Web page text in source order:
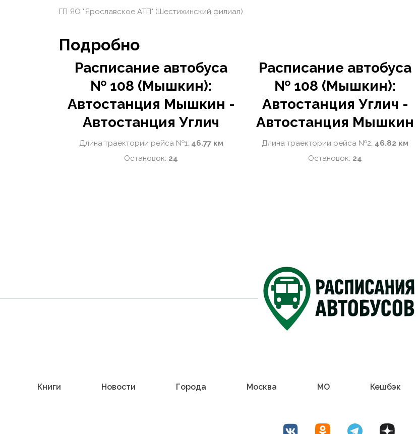
ГП ЯО "Ярославское АТП" (Шестихинский филиал)
Подробно
Расписание автобуса
№ 108 (Мышкин):
Автостанция Мышкин -
Автостанция Углич
Длина траектории рейса №1: 46.77 км
Остановок: 24
Расписание автобуса
№ 108 (Мышкин):
Автостанция Углич -
Автостанция Мышкин
Длина траектории рейса №2: 46.82 км
Остановок: 24
Книги Новости Города Москва МО Кешбэк